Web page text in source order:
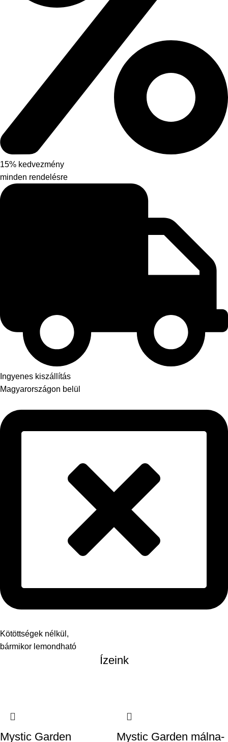
15% kedvezmény
minden rendelésre
Ingyenes kiszállítás
Magyarországon belül
Kötöttségek nélkül,
bármikor lemondható
Ízeink
Mystic Garden Mystic Garden málna-